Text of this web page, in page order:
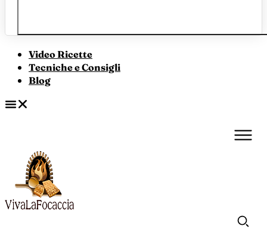
Video Ricette
Tecniche e Consigli
Blog